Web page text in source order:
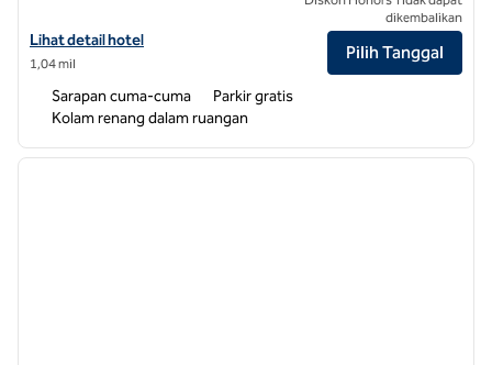
Lihat detail hotel untuk Tru by Hilton Smithfield I-95
Lihat detail hotel
1,04 mil
dikembalikan
Pilih Tanggal
Sarapan cuma-cuma
Parkir gratis
Kolam renang dalam ruangan